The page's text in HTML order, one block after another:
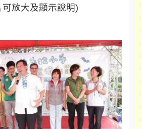
放大及顯示說明)